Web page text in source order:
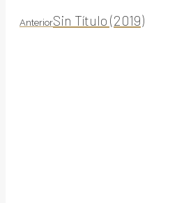
AnteriorProyecto
Sin Título (2019)